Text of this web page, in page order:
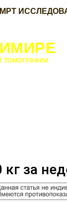
ТОМОГРАФИИ
кг за